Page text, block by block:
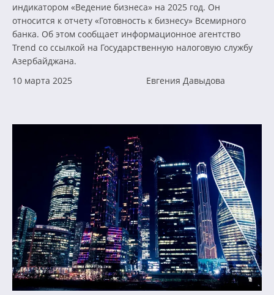
индикатором «Ведение бизнеса» на 2025 год. Он
относится к отчету «Готовность к бизнесу» Всемирного
банка. Об этом сообщает информационное агентство
Trend со ссылкой на Государственную налоговую службу
Азербайджана.
10 марта 2025
Евгения Давыдова